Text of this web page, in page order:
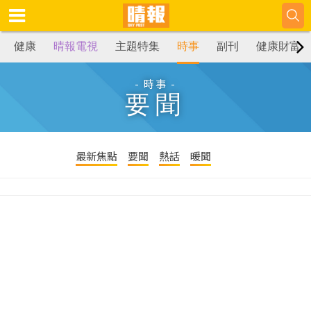
健康 晴報電視 主題特集 時事 副刊 健康財富
- 時事 -
要聞
最新焦點 要聞 熱話 暖聞